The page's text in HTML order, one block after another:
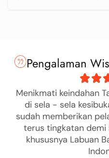
Pengalaman
Menikmati keindahan
di sela - sela
sudah memberikan
terus tingkatan demi
khususnya Labuan